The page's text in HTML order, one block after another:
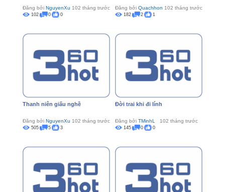
Đăng bởi NguyenXu 102 tháng trước
102 0 0
Đăng bởi Quachhon 102 tháng trước
182 2 1
Thanh niên giấu nghề
Đăng bởi NguyenXu 102 tháng trước
505 5 3
Đời trai khi đi lính
Đăng bởi TMinhL 102 tháng trước
145 0 0